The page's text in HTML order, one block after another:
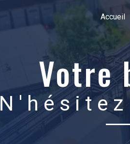
Accueil
Votre